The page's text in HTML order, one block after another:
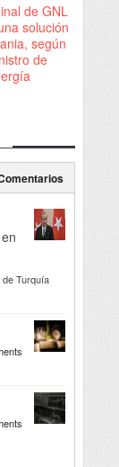
de GNL
solución
según
de
Turquía